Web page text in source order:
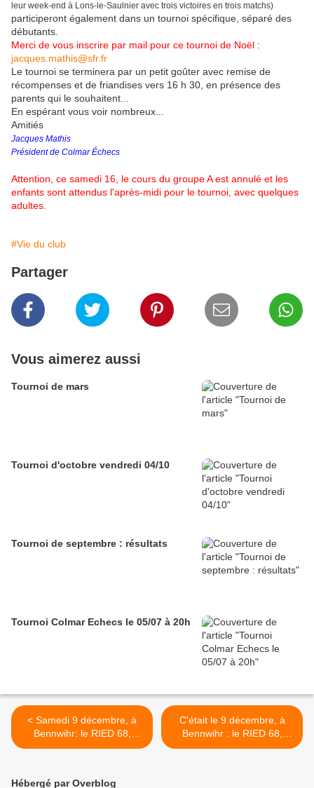
leur week-end à Lons-le-Saulnier avec trois victoires en trois matchs)
participeront également dans un tournoi spécifique, séparé des
débutants.
Merci de vous inscrire par mail pour ce tournoi de Noël :
jacques.mathis@sfr.fr
Le tournoi se terminera par un petit goûter avec remise de
récompenses et de friandises vers 16 h 30, en présence des
parents qui le souhaitent...
En espérant vous voir nombreux...
Amitiés
Jacques Mathis
Président de Colmar Échecs
Attention, ce samedi 16, le cours du groupe A est annulé et les
enfants sont attendus l'après-midi pour le tournoi, avec quelques
adultes.
#Vie du club
Partager
Vous aimerez aussi
Tournoi de mars
Tournoi d'octobre vendredi 04/10
Tournoi de septembre : résultats
Tournoi Colmar Echecs le 05/07 à 20h
< Samedi 9 décembre, à
Bennwihr: le RIED 68,
deuxième étape
C'était le 9 décembre, à
Bennwihr : le RIED 68,
deuxième étape >
Hébergé par Overblog